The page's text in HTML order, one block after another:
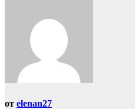
от elenan27